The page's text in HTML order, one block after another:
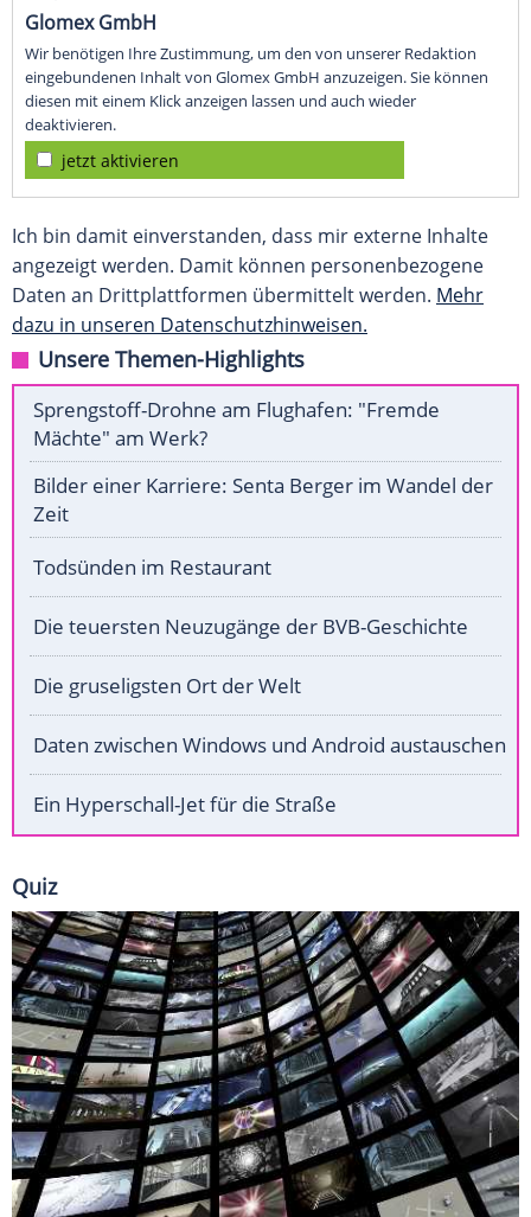
Glomex GmbH
Wir benötigen Ihre Zustimmung, um den von unserer Redaktion
eingebundenen Inhalt von Glomex GmbH anzuzeigen. Sie können
diesen mit einem Klick anzeigen lassen und auch wieder
deaktivieren.
jetzt aktivieren
Ich bin damit einverstanden, dass mir externe Inhalte
angezeigt werden. Damit können personenbezogene
Daten an Drittplattformen übermittelt werden. Mehr
dazu in unseren Datenschutzhinweisen.
Unsere Themen-Highlights
Sprengstoff-Drohne am Flughafen: "Fremde
Mächte" am Werk?
Bilder einer Karriere: Senta Berger im Wandel der
Zeit
Todsünden im Restaurant
Die teuersten Neuzugänge der BVB-Geschichte
Die gruseligsten Ort der Welt
Daten zwischen Windows und Android austauschen
Ein Hyperschall-Jet für die Straße
Quiz